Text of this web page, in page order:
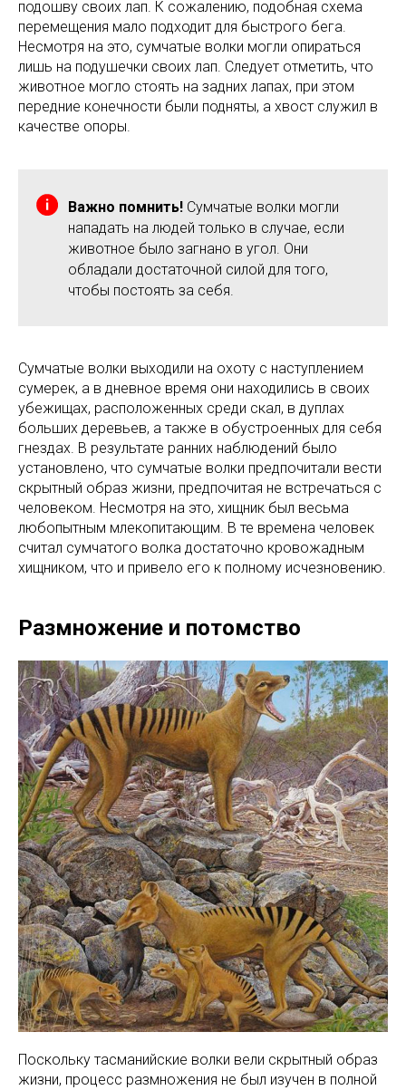
подошву своих лап. К сожалению, подобная схема
перемещения мало подходит для быстрого бега.
Несмотря на это, сумчатые волки могли опираться
лишь на подушечки своих лап. Следует отметить, что
животное могло стоять на задних лапах, при этом
передние конечности были подняты, а хвост служил в
качестве опоры.
Важно помнить! Сумчатые волки могли
нападать на людей только в случае, если
животное было загнано в угол. Они
обладали достаточной силой для того,
чтобы постоять за себя.
Сумчатые волки выходили на охоту с наступлением
сумерек, а в дневное время они находились в своих
убежищах, расположенных среди скал, в дуплах
больших деревьев, а также в обустроенных для себя
гнездах. В результате ранних наблюдений было
установлено, что сумчатые волки предпочитали вести
скрытный образ жизни, предпочитая не встречаться с
человеком. Несмотря на это, хищник был весьма
любопытным млекопитающим. В те времена человек
считал сумчатого волка достаточно кровожадным
хищником, что и привело его к полному исчезновению.
Размножение и потомство
Поскольку тасманийские волки вели скрытный образ
жизни, процесс размножения не был изучен в полной